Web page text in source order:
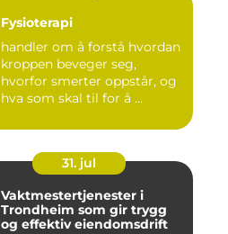
Fysioterapi
handler om å forstå hvordan
kroppen beveger seg,
hvorfor smerter oppstår, og
hva som skal til for å ...
31. jul
Vaktmestertjenester i
Trondheim som gir trygg
og effektiv eiendomsdrift